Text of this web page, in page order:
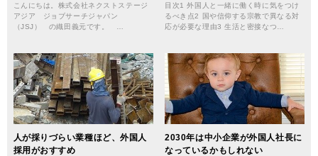
こんにちは。株式会社ネクストステージ
アジア ジョブサーチジャパン
（JSJ） の織田義元です。 …
目次1 外国人と一緒に働く時に気をつけ
るべき点2 国や信仰する宗教で異なる対
応が必要な理由3 生活と密接なつ…
人が採りづらい業種ほど、外国人
採用がおすすめ
2030年は中小企業が外国人社長に
なっているかもしれない